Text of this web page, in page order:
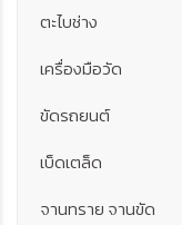
ตะไบช่าง
เครื่องมือวัด
ขัดรถยนต์
เบ็ดเตล็ด
จานทราย จานขัด